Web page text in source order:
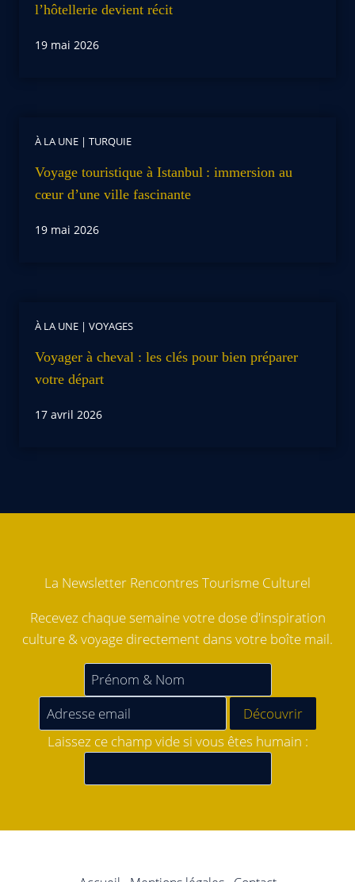
l’hôtellerie devient récit
19 mai 2026
À LA UNE | TURQUIE
Voyage touristique à Istanbul : immersion au
cœur d’une ville fascinante
19 mai 2026
À LA UNE | VOYAGES
Voyager à cheval : les clés pour bien préparer
votre départ
17 avril 2026
La Newsletter Rencontres Tourisme Culturel
Recevez chaque semaine votre dose d'inspiration
culture & voyage directement dans votre boîte mail.
Laissez ce champ vide si vous êtes humain :